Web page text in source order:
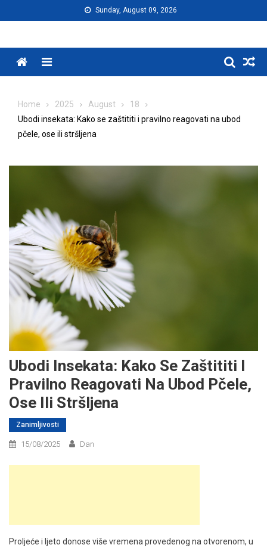
to
Sunday, August 09, 2026
Menu
Home 2025 August
18
Ubodi insekata: Kako se zaštititi i pravilno reagovati na ubod
pčele, ose ili stršljena
Ubodi Insekata: Kako Se Zaštititi I
Pravilno Reagovati Na Ubod Pčele,
Ose Ili Stršljena
Zanimljivosti
15/08/2025 Dan
Proljeće i ljeto donose više vremena provedenog na otvorenom, u